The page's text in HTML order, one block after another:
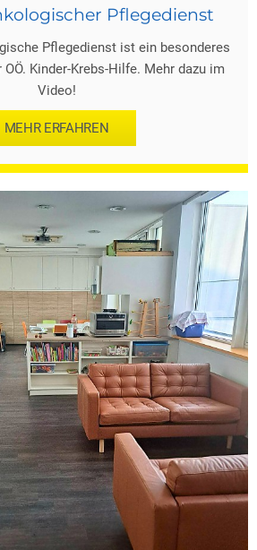
Pflegedienst
Pflegedienst ist ein besonderes
Kinder-Krebs-Hilfe. Mehr dazu im
Video!
MEHR ERFAHREN